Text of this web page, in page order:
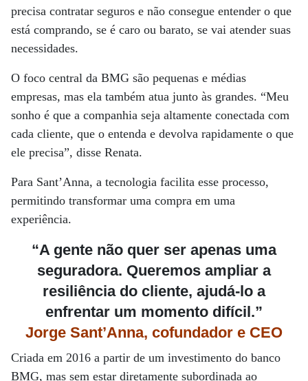
precisa contratar seguros e não consegue entender o que
está comprando, se é caro ou barato, se vai atender suas
necessidades.
O foco central da BMG são pequenas e médias
empresas, mas ela também atua junto às grandes. “Meu
sonho é que a companhia seja altamente conectada com
cada cliente, que o entenda e devolva rapidamente o que
ele precisa”, disse Renata.
Para Sant’Anna, a tecnologia facilita esse processo,
permitindo transformar uma compra em uma
experiência.
“A gente não quer ser apenas uma
seguradora. Queremos ampliar a
resiliência do cliente, ajudá-lo a
enfrentar um momento difícil.”
Jorge Sant’Anna, cofundador e CEO
Criada em 2016 a partir de um investimento do banco
BMG, mas sem estar diretamente subordinada ao